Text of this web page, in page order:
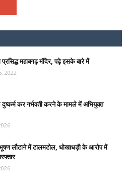
प्रसिद्ध महाबगढ़ मंदिर, पढ़े इसके बारे में
2022
दुष्कर्म कर गर्भवती करने के मामले में अभियुक्त
लौटाने में टालमटोल, धोखाधड़ी के आरोप में